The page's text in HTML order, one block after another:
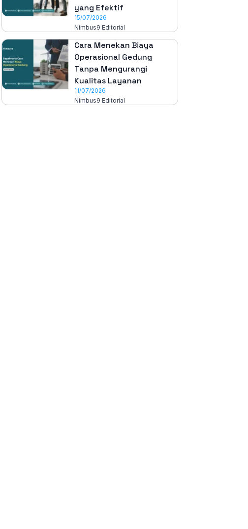
yang Efektif
15/07/2026
Nimbus9 Editorial
Cara Menekan Biaya
Operasional Gedung
Tanpa Mengurangi
Kualitas Layanan
11/07/2026
Nimbus9 Editorial